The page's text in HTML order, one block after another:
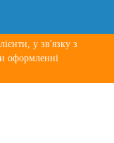
у зв'язку з
оформленні